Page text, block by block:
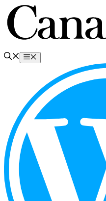
Перейти
содержимому
Меню